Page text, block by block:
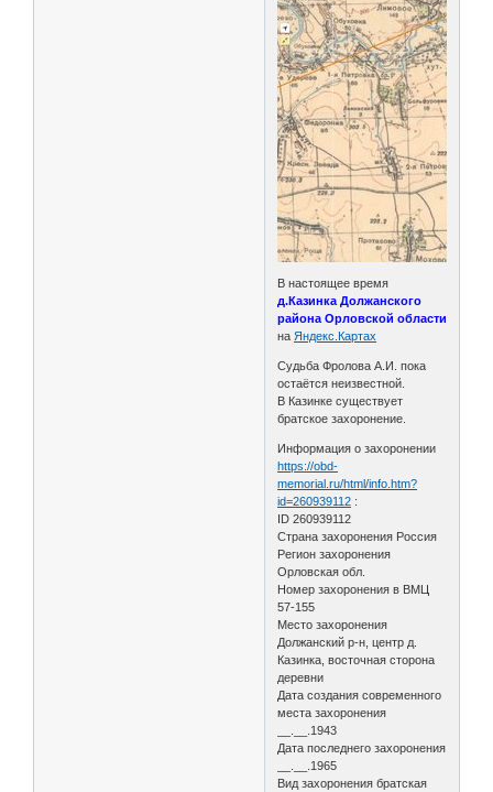
В настоящее время
д.Казинка Должанского
района Орловской области
наЯндекс.Картах
Судьба Фролова А.И. пока
остаётся неизвестной.
В Казинке существует
братское захоронение.
Информация о захоронении
https://obd-
memorial.ru/html/info.htm?
id=260939112 :
ID 260939112
Страна захоронения Россия
Регион захоронения
Орловская обл.
Номер захоронения в ВМЦ
57-155
Место захоронения
Должанский р-н, центр д.
Казинка, восточная сторона
деревни
Дата создания современного
места захоронения
__.__.1943
Дата последнего захоронения
__.__.1965
Вид захоронения братская